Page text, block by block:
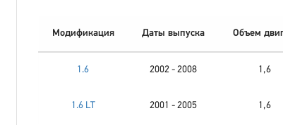
Модификация Даты выпуска Объем
1.6 2002 - 2008 1,6
1.6 LT 2001 - 2005 1,6